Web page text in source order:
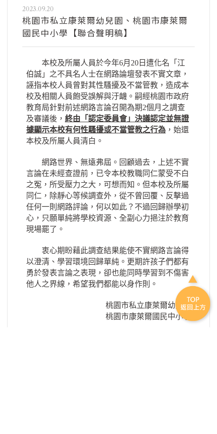
2023.09.20
桃園市私立康萊爾幼兒園、桃園市康萊爾
國民中小學【聯合聲明稿】
本校及所屬人員於今年6月20日遭化名「江
伯誠」之不具名人士在網路論壇發表不實文章，
誣指本校人員曾對其性騷擾及不當管教，造成本
校及相關人員飽受誤解與汙衊。嗣經桃園市政府
教育局針對前述網路言論召開為期2個月之調查
及審議後， 終由「認定委員會」決議認定並無證
據顯示本校有何性騷擾或不當管教之行為 ，始還
本校及所屬人員清白。
網路世界、無遠弗屆。回顧過去，上述不實
言論在未經查證前，已令本校教職同仁蒙受不白
之冤，所受壓力之大，可想而知。但本校及所屬
同仁，除靜心等候調查外，從不曾回覆、反擊過
任何一則網路評論，何以如此？不過回歸辦學初
心，只願單純將學校資源、全副心力挹注於教育
現場罷了。
衷心期盼藉此調查結果能使不實網路言論得
以澄清、學習環境回歸單純。更期許孩子們都有
勇於發表言論之表現，卻也能同時學習到不傷害
他人之界線，希望我們都能以身作則。
桃園市私立康萊爾幼兒園
桃園市康萊爾國民中小學